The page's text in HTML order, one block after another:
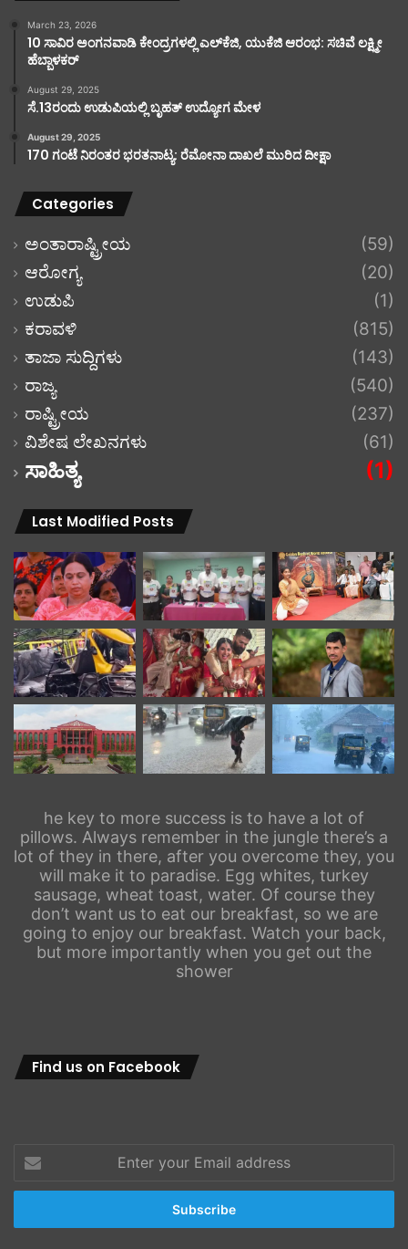
March 23, 2026
10 ಸಾವಿರ ಅಂಗನವಾಡಿ ಕೇಂದ್ರಗಳಲ್ಲಿ ಎಲ್‌ಕೆಜಿ, ಯುಕೆಜಿ ಆರಂಭ: ಸಚಿವೆ ಲಕ್ಷ್ಮೀ
ಹೆಬ್ಬಾಳಕರ್
August 29, 2025
ಸೆ.13ರಂದು ಉಡುಪಿಯಲ್ಲಿ ಬೃಹತ್ ಉದ್ಯೋಗ ಮೇಳ
August 29, 2025
170 ಗಂಟೆ ನಿರಂತರ ಭರತನಾಟ್ಯ: ರೆಮೋನಾ ದಾಖಲೆ ಮುರಿದ ದೀಕ್ಷಾ
Categories
ಅಂತಾರಾಷ್ಟ್ರೀಯ
(59)
ಆರೋಗ್ಯ
(20)
ಉಡುಪಿ
(1)
ಕರಾವಳಿ
(815)
ತಾಜಾ ಸುದ್ದಿಗಳು
(143)
ರಾಜ್ಯ
(540)
ರಾಷ್ಟ್ರೀಯ
(237)
ವಿಶೇಷ ಲೇಖನಗಳು
(61)
ಸಾಹಿತ್ಯ (1)
Last Modified Posts
he key to more success is to have a lot of
pillows. Always remember in the jungle there’s a
lot of they in there, after you overcome they, you
will make it to paradise. Egg whites, turkey
sausage, wheat toast, water. Of course they
don’t want us to eat our breakfast, so we are
going to enjoy our breakfast. Watch your back,
but more importantly when you get out the
shower
Find us on Facebook
Enter
your
Email